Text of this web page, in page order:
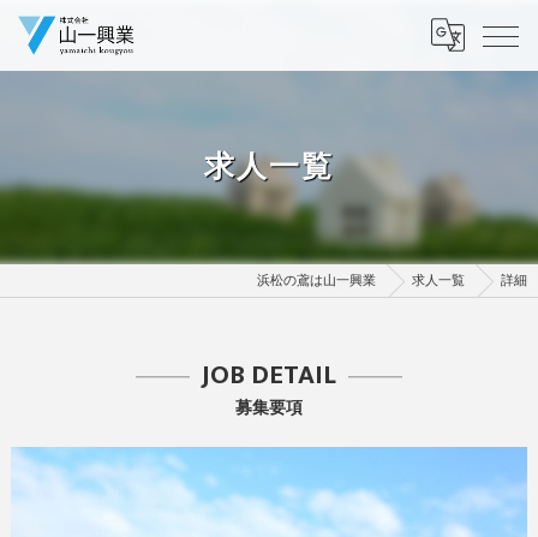
求人一覧
浜松の鳶は山一興業 求人一覧 詳細
募集要項
JOB DETAIL